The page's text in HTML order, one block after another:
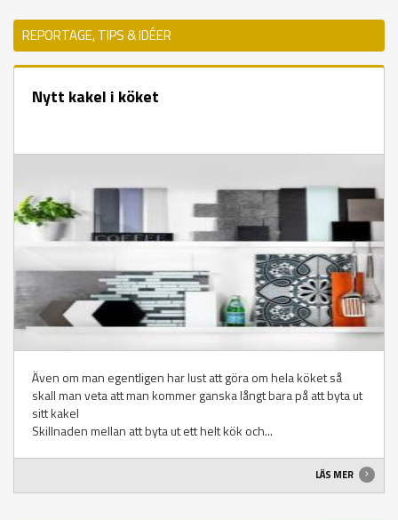
REPORTAGE, TIPS & IDÉER
Nytt kakel i köket
Även om man egentligen har lust att göra om hela köket så
skall man veta att man kommer ganska långt bara på att byta ut
sitt kakel
Skillnaden mellan att byta ut ett helt kök och...
LÄS MER